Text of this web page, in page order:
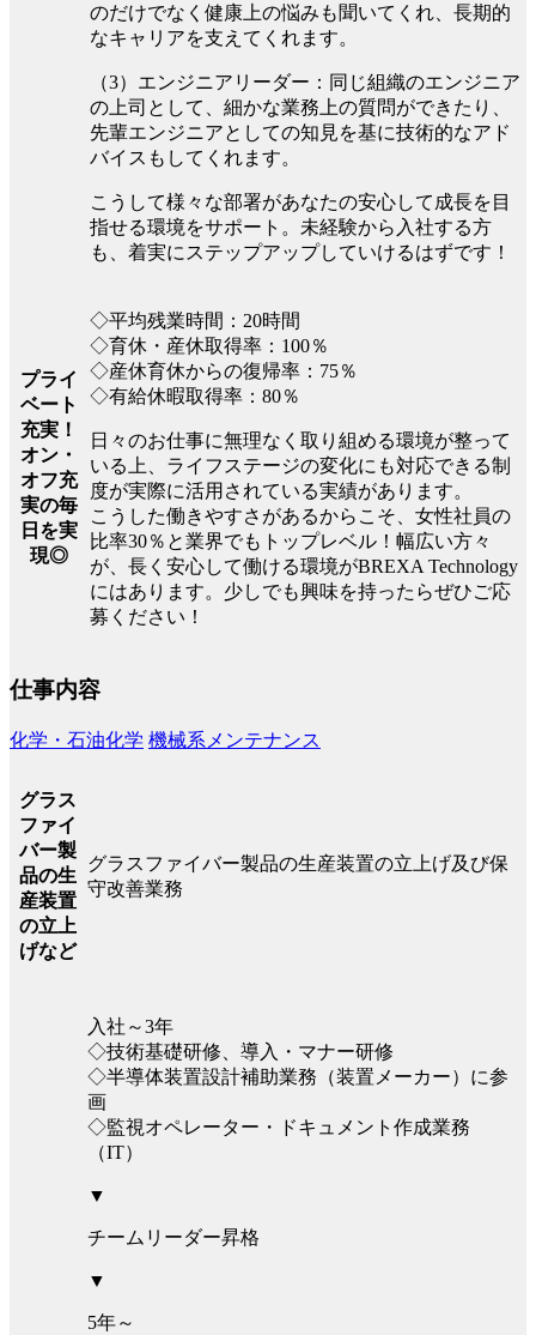
のだけでなく健康上の悩みも聞いてくれ、長期的
なキャリアを支えてくれます。
（3）エンジニアリーダー：同じ組織のエンジニア
の上司として、細かな業務上の質問ができたり、
先輩エンジニアとしての知見を基に技術的なアド
バイスもしてくれます。
こうして様々な部署があなたの安心して成長を目
指せる環境をサポート。未経験から入社する方
も、着実にステップアップしていけるはずです！
プライ
ベート
充実！
オン・
オフ充
実の毎
日を実
現◎
◇平均残業時間：20時間
◇育休・産休取得率：100％
◇産休育休からの復帰率：75％
◇有給休暇取得率：80％
日々のお仕事に無理なく取り組める環境が整って
いる上、ライフステージの変化にも対応できる制
度が実際に活用されている実績があります。
こうした働きやすさがあるからこそ、女性社員の
比率30％と業界でもトップレベル！幅広い方々
が、長く安心して働ける環境がBREXA Technology
にはあります。少しでも興味を持ったらぜひご応
募ください！
仕事内容
化学・石油化学 機械系メンテナンス
グラス
ファイ
バー製
品の生
産装置
の立上
げなど
グラスファイバー製品の生産装置の立上げ及び保
守改善業務
入社～3年
◇技術基礎研修、導入・マナー研修
◇半導体装置設計補助業務（装置メーカー）に参
画
◇監視オペレーター・ドキュメント作成業務
（IT）
▼
チームリーダー昇格
▼
5年～